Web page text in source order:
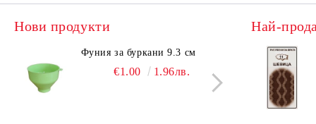
Нови продукти
Фуния за буркани 9.3 см
€1.00 1.96лв.
Най-